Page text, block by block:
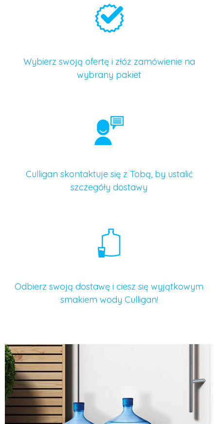
Wybierz swoją ofertę i złóż zamówienie na
wybrany pakiet
Culligan skontaktuje się z Tobą, by ustalić
szczegóły dostawy
Odbierz swoją dostawę i ciesz się wyjątkowym
smakiem wody Culligan!